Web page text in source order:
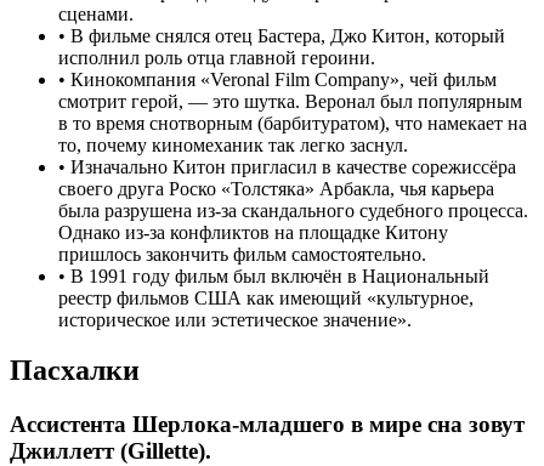
сценами.
• В фильме снялся отец Бастера, Джо Китон, который
исполнил роль отца главной героини.
• Кинокомпания «Veronal Film Company», чей фильм
смотрит герой, — это шутка. Веронал был популярным
в то время снотворным (барбитуратом), что намекает на
то, почему киномеханик так легко заснул.
• Изначально Китон пригласил в качестве сорежиссёра
своего друга Роско «Толстяка» Арбакла, чья карьера
была разрушена из-за скандального судебного процесса.
Однако из-за конфликтов на площадке Китону
пришлось закончить фильм самостоятельно.
• В 1991 году фильм был включён в Национальный
реестр фильмов США как имеющий «культурное,
историческое или эстетическое значение».
Пасхалки
Ассистента Шерлока-младшего в мире сна зовут
Джиллетт (Gillette).